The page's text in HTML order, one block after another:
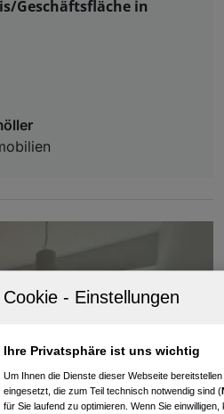
Geschäftsfläche in
Ihre Privatsphäre ist uns wichtig
Um Ihnen die Dienste dieser Webseite
eingesetzt, die zum Teil technisch notwendig sind (
für Sie laufend zu optimieren. Wenn Sie